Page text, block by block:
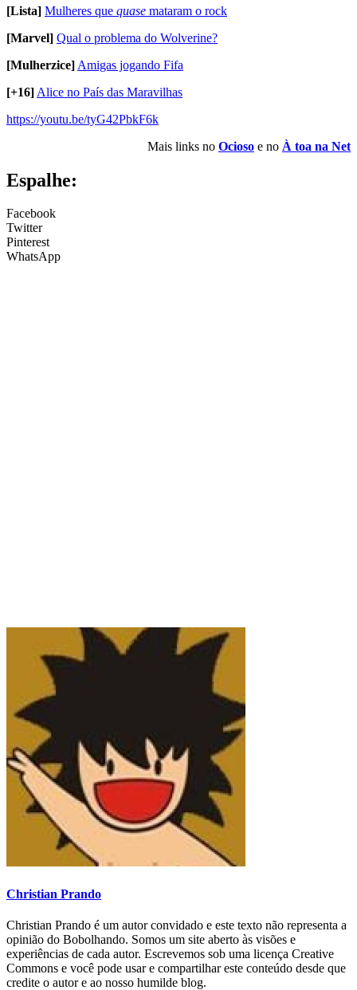
[Lista] Mulheres que quase mataram o rock
[Marvel] Qual o problema do Wolverine?
[Mulherzice] Amigas jogando Fifa
[+16] Alice no País das Maravilhas
https://youtu.be/tyG42PbkF6k
Mais links no Ocioso e no À toa na Net
Espalhe:
Facebook
Twitter
Pinterest
WhatsApp
Christian Prando
Christian Prando é um autor convidado e este texto não representa a
opinião do Bobolhando. Somos um site aberto às visões e
experiências de cada autor. Escrevemos sob uma licença Creative
Commons e você pode usar e compartilhar este conteúdo desde que
credite o autor e ao nosso humilde blog.